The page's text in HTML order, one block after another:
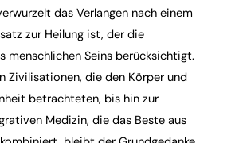
das Verlangen nach einem
zur Heilung ist, der die
menschlichen Seins berücksichtigt.
Zivilisationen, die den Körper und
betrachteten, bis hin zur
Medizin, die das Beste aus